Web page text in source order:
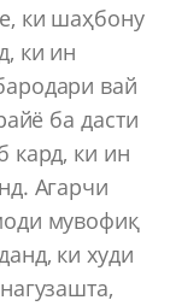
ки шаҳбону
ки ин
вай
ба дасти
кард, ки ин
Агарчи
мувофиқ
ки худи